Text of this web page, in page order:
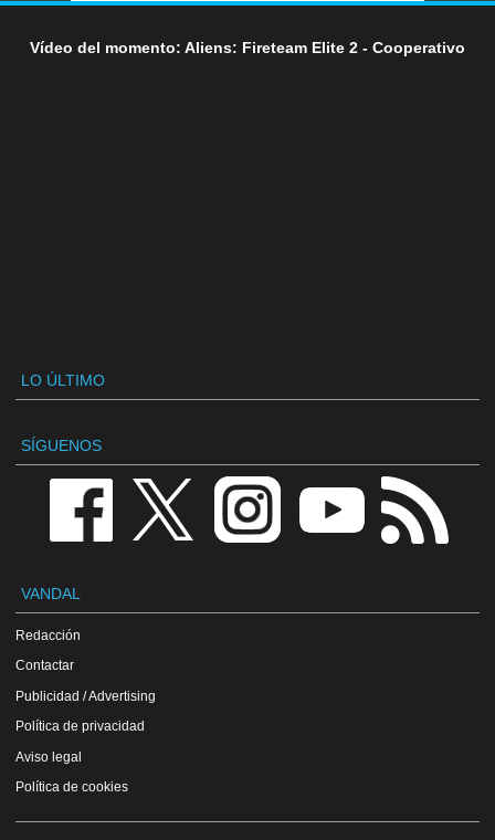
Vídeo del momento: Aliens: Fireteam Elite 2 - Cooperativo
LO ÚLTIMO
SÍGUENOS
VANDAL
Redacción
Contactar
Publicidad / Advertising
Política de privacidad
Aviso legal
Política de cookies